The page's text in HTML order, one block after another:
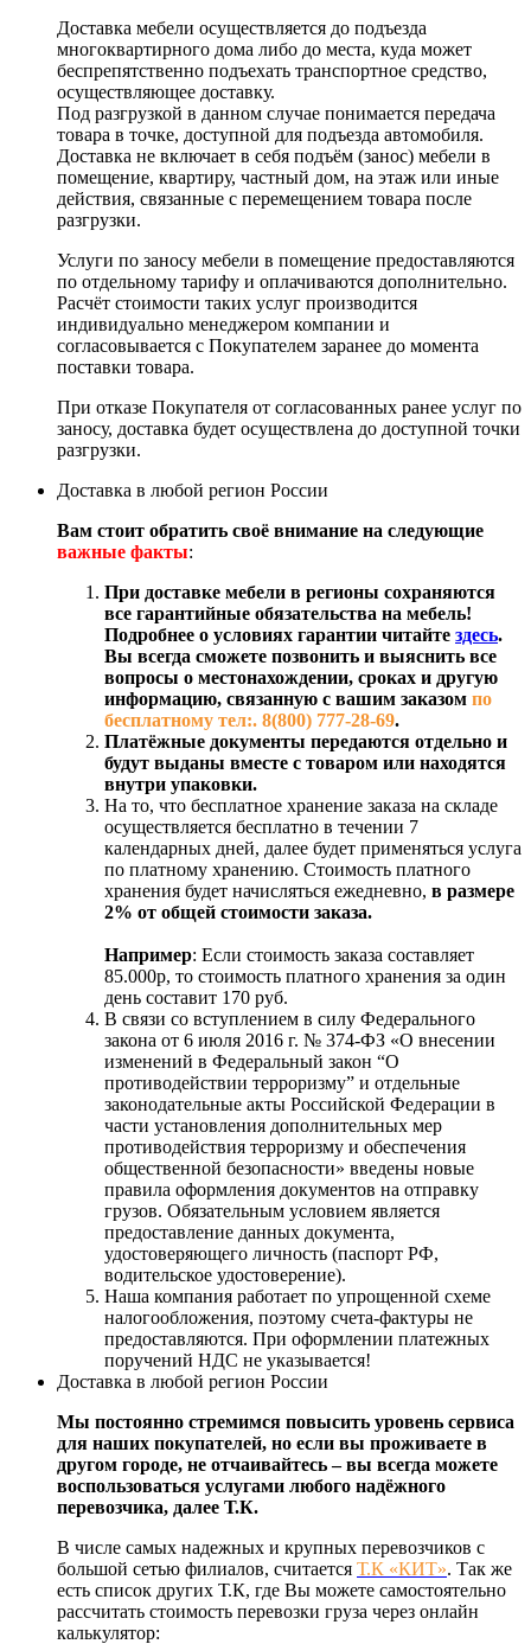
Доставка мебели осуществляется до подъезда
многоквартирного дома либо до места, куда может
беспрепятственно подъехать транспортное средство,
осуществляющее доставку.
Под разгрузкой в данном случае понимается передача
товара в точке, доступной для подъезда автомобиля.
Доставка не включает в себя подъём (занос) мебели в
помещение, квартиру, частный дом, на этаж или иные
действия, связанные с перемещением товара после
разгрузки.
Услуги по заносу мебели в помещение предоставляются
по отдельному тарифу и оплачиваются дополнительно.
Расчёт стоимости таких услуг производится
индивидуально менеджером компании и
согласовывается с Покупателем заранее до момента
поставки товара.
При отказе Покупателя от согласованных ранее услуг по
заносу, доставка будет осуществлена до доступной точки
разгрузки.
Доставка в любой регион России
Вам стоит обратить своё внимание на следующие
важные факты:
При доставке мебели в регионы сохраняются
все гарантийные обязательства на мебель!
Подробнее о условиях гарантии читайте здесь.
Вы всегда сможете позвонить и выяснить все
вопросы о местонахождении, сроках и другую
информацию, связанную с вашим заказом по
бесплатному тел:. 8(800) 777-28-69.
Платёжные документы передаются отдельно и
будут выданы вместе с товаром или находятся
внутри упаковки.
На то, что бесплатное хранение заказа на складе
осуществляется бесплатно в течении 7
календарных дней, далее будет применяться услуга
по платному хранению. Стоимость платного
хранения будет начисляться ежедневно, в размере
2% от общей стоимости заказа.
Например: Если стоимость заказа составляет
85.000р, то стоимость платного хранения за один
день составит 170 руб.
В связи со вступлением в силу Федерального
закона от 6 июля 2016 г. № 374-ФЗ «О внесении
изменений в Федеральный закон “О
противодействии терроризму” и отдельные
законодательные акты Российской Федерации в
части установления дополнительных мер
противодействия терроризму и обеспечения
общественной безопасности» введены новые
правила оформления документов на отправку
грузов. Обязательным условием является
предоставление данных документа,
удостоверяющего личность (паспорт РФ,
водительское удостоверение).
Наша компания работает по упрощенной схеме
налогообложения, поэтому счета-фактуры не
предоставляются. При оформлении платежных
поручений НДС не указывается!
Доставка в любой регион России
Мы постоянно стремимся повысить уровень сервиса
для наших покупателей, но если вы проживаете в
другом городе, не отчаивайтесь – вы всегда можете
воспользоваться услугами любого надёжного
перевозчика, далее Т.К.
В числе самых надежных и крупных перевозчиков с
большой сетью филиалов, считается Т.К «КИТ». Так же
есть список других Т.К, где Вы можете самостоятельно
рассчитать стоимость перевозки груза через онлайн
калькулятор: